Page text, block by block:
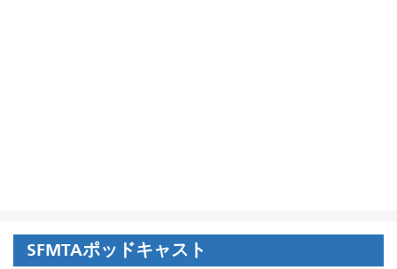
SFMTAポッドキャスト